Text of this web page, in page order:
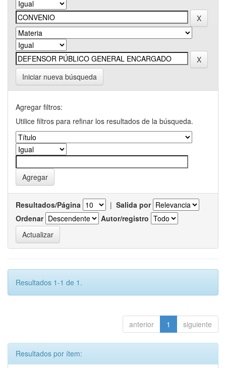
Iniciar nueva búsqueda
Agregar filtros:
Utilice filtros para refinar los resultados de la búsqueda.
Resultados/Página | Salida por
Ordenar
Autor/registro
Resultados 1-1 de 1.
anterior 1 siguiente
Resultados por ítem: